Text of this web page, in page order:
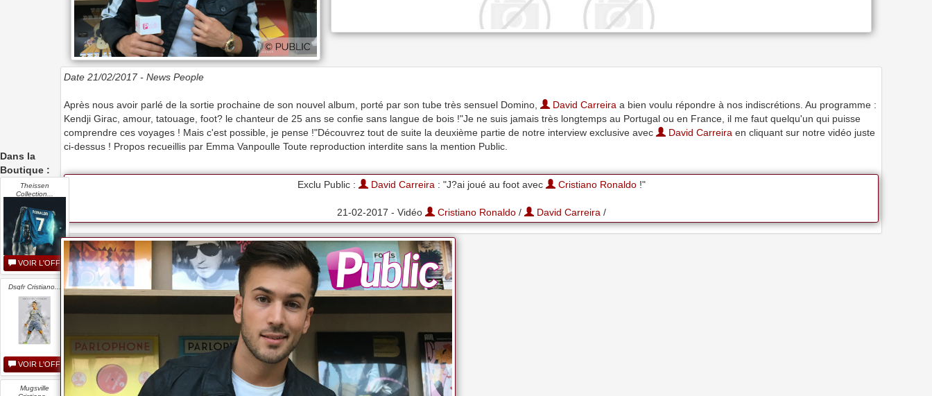
Date 21/02/2017 - News People
Après nous avoir parlé de la sortie prochaine de son nouvel album, porté par son tube très sensuel Domino, David Carreira a bien voulu répondre à nos indiscrétions. Au programme :
Kendji Girac, amour, tatouage, foot? le chanteur de 25 ans se confie sans langue de bois !"Je ne suis jamais très longtemps au Portugal ou en France, il me faut quelqu'un qui puisse
comprendre ces voyages ! Mais c'est possible, je pense !"Découvrez tout de suite la deuxième partie de notre interview exclusive avec
David Carreira en cliquant sur notre vidéo juste
ci-dessus ! Propos recueillis par Emma Vanpoulle Toute reproduction interdite sans la mention Public.
Exclu Public : David Carreira : "J?ai joué au foot avec Cristiano Ronaldo!"
21-02-2017 - Vidéo Cristiano Ronaldo/ David Carreira /
Dans la
Boutique :
Theissen
Collection...
VOIR L'OFFRE
Dsgfr Cristiano...
VOIR L'OFFRE
Mugsville